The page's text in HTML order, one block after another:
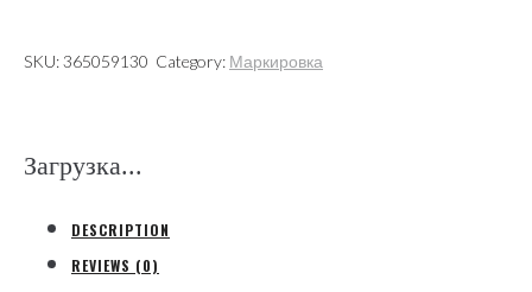
SKU:365059130 Category: Маркировка
Загрузка...
DESCRIPTION
REVIEWS (0)